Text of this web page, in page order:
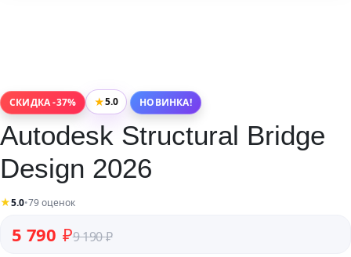
СКИДКА -37% ★5.0 НОВИНКА!
Autodesk Structural Bridge
Design 2026
★5.0•79 оценок
9 190₽
Первоначальная цена составляла 9 190 ₽.
5 790 ₽
Текущая цена: 5 790 ₽.